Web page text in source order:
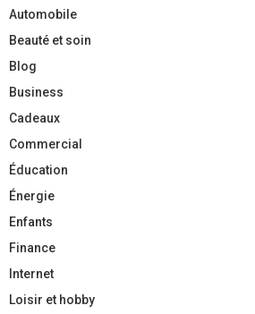
Automobile
Beauté et soin
Blog
Business
Cadeaux
Commercial
Éducation
Énergie
Enfants
Finance
Internet
Loisir et hobby